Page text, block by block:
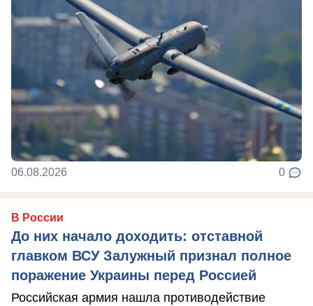
06.08.2026 0
В России
До них начало доходить: отставной
главком ВСУ Залужный признал полное
поражение Украины перед Россией
Российская армия нашла противодействие